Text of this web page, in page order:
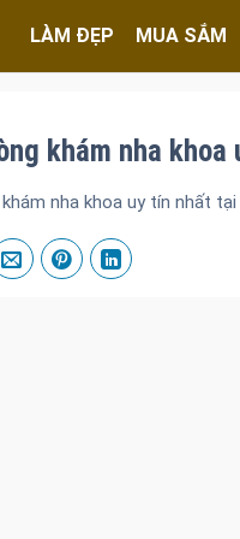
LÀM ĐẸP MUA SẮM
khám nha
nha khoa uy tín nhất tại